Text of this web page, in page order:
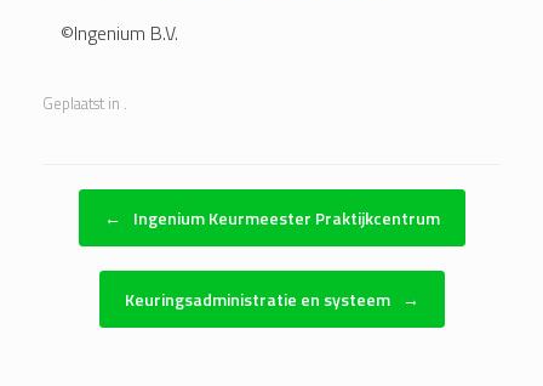
©Ingenium B.V.
Geplaatst in .
Bericht navigatie
← Ingenium Keurmeester Praktijkcentrum
Keuringsadministratie en systeem →